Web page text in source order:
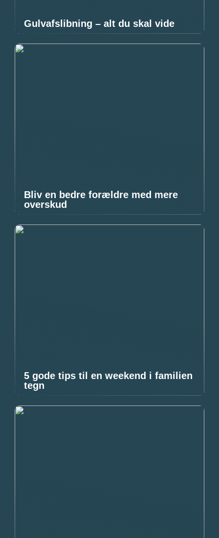
Gulvafslibning – alt du skal vide
Bliv en bedre forældre med mere
overskud
5 gode tips til en weekend i familien
tegn